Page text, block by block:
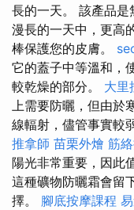
長的一天。 該產品
漫長的一天中，更高
棒保護您的皮膚。
它的蓋子中等溫和，
較乾燥的部分。 大里
上需要防曬，但由
線輻射，儘管事實較
推拿師 苗栗外燴 筋
陽光非常重要，因此
這種礦物防曬霜會留
擇。 腳底按摩課程